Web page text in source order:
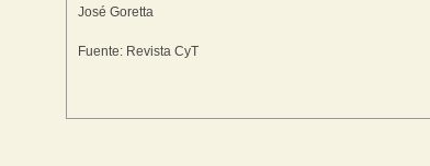
José Goretta
Fuente: Revista CyT